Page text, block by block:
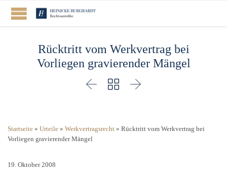
Rücktritt vom Werkvertrag bei
Vorliegen gravierender Mängel
  
Startseite » Urteile » Werkvertragsrecht » Rücktritt vom Werkvertrag bei
Vorliegen gravierender Mängel
19. Oktober 2008